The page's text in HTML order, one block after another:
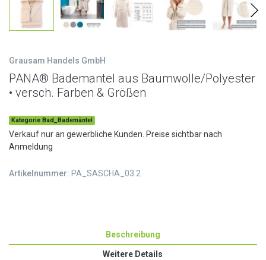
Grausam Handels GmbH
PANA® Bademantel aus Baumwolle/Polyester
• versch. Farben & Größen
Kategorie Bad_Bademäntel
Verkauf nur an gewerbliche Kunden. Preise sichtbar nach
Anmeldung
Artikelnummer: PA_SASCHA_03.2
Beschreibung
Weitere Details